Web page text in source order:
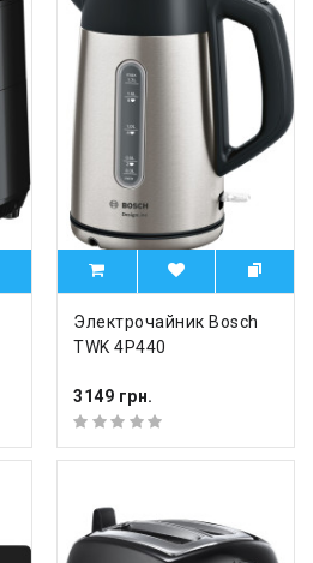
Электрочайник Bosch
TWK 4P440
3149 грн.